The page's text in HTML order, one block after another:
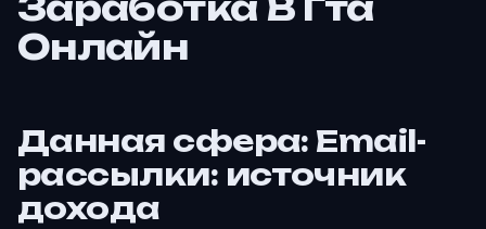
Онлайн
Данная сфера: Email-
рассылки: источник
дохода